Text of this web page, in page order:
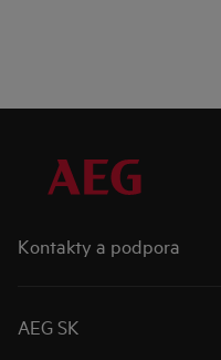
Kontakty a podpora
Odber newslettra
AEG na Facebooku
AEG SK